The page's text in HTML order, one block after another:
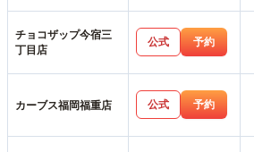
チョコザップ今宿三
丁目店
公式 予約
カーブス福岡福重店 公式 予約